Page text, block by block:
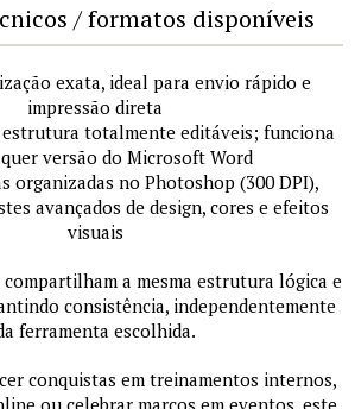
/ formatos disponíveis
exata, ideal para envio rápido e
impressão direta
totalmente editáveis; funciona
versão do Microsoft Word
organizadas no Photoshop (300 DPI),
avançados de design, cores e efeitos
visuais
a mesma estrutura lógica e
consistência, independentemente
ferramenta escolhida.
conquistas em treinamentos internos,
ou celebrar marcos em eventos, este